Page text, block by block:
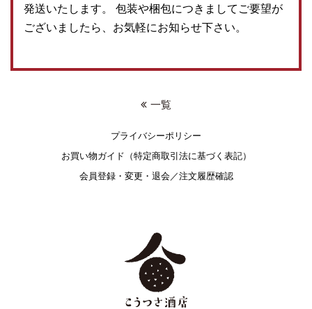
発送いたします。 包装や梱包につきましてご要望が
ございましたら、お気軽にお知らせ下さい。
一覧
プライバシーポリシー
お買い物ガイド（特定商取引法に基づく表記）
会員登録・変更・退会／注文履歴確認